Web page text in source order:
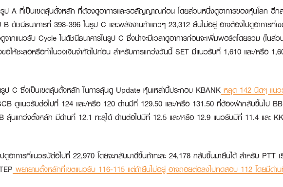
ป A ที่เป็นเขตลุ้นตั้งหลัก ที่ต้องดูอาการและรอสัญญาณก่อน โดยส่วนหนึ่งดูอาการของหุ้นโลก อีก
ดัชนีธนาคารที่ 398-396 ในรูป C และพลังงานถ้าแถวๆ 23,312 ยืนไม่อยู่ อาจต้องไปดูอาการที่เ
ากแนวรับ Cycle ในดัชนีธนาคารในรูป C ซึ่งน่าจะมีเวลาดูอาการก่อนจะเพิ่มพอร์ตโดยรวม (ใน
ให้ชะลอหรือทำในวงเงินจำกัดไปก่อน สำหรับการแกว่งวันนี้ SET มีแนวรับที่ 1,610 และ/หรือ
C ซึ่งเป็นเขตลุ้นตั้งหลัก ในการลุ้นดู Update หุ้นเหล่านี้ประกอบ KBANK หลุด 142 นิดๆ แนว
ดูแนวรับต่อไปที่ 124 และ/หรือ 120 ด่านมีที่ 129.50 และ/หรือ 131.50 ที่ต้องฝ่ากลับขึ้นไป
ลุ้นแกว่งตั้งหลัก มีด่านที่ 12.1 ทะลุได้ ด่านต่อไปมีที่ 12.5 และ/หรือ 12.9 แนวรับมีที่ 11.4 และ
าการที่แนวรบัต่อไปที่ 22,970 โดยจะกลับมาดีขึ้นถ้าทะละ 24,178 กลับขึ้นมายืนได้ สำหรับ PTT
พยายามตั้งหลักที่เขตแนวรับ 116-115 แต่ถ้ายืนไม่อยู่ อาจถอยต่อลงไปทดสอบ 112 โดยมีด่า